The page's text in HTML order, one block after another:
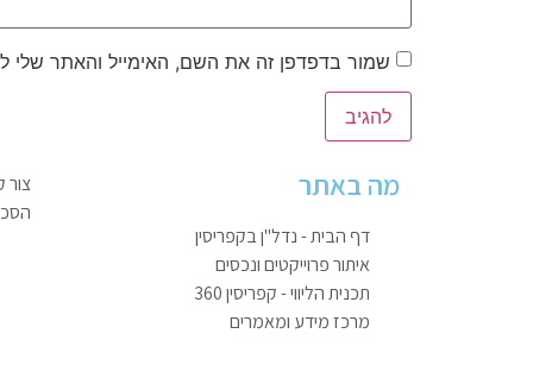
שמור בדפדפן זה את השם, האימייל והאתר שלי
מה באתר
דף הבית - נדל"ן בקפריסין
איתור פרוייקטים ונכסים
תכנית הליווי - קפריסין 360
מרכז מידע ומאמרים
צור